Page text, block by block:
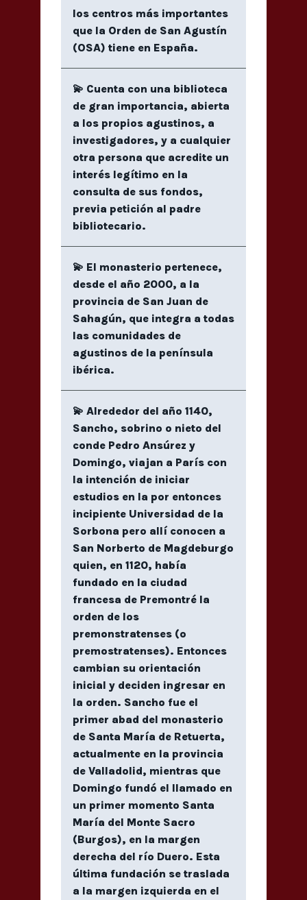
los centros más importantes
que la Orden de San Agustín
(OSA) tiene en España.
💫 Cuenta con una biblioteca
de gran importancia, abierta
a los propios agustinos, a
investigadores, y a cualquier
otra persona que acredite un
interés legítimo en la
consulta de sus fondos,
previa petición al padre
bibliotecario.
💫 El monasterio pertenece,
desde el año 2000, a la
provincia de San Juan de
Sahagún, que integra a todas
las comunidades de
agustinos de la península
ibérica.
💫 Alrededor del año 1140,
Sancho, sobrino o nieto del
conde Pedro Ansúrez y
Domingo, viajan a París con
la intención de iniciar
estudios en la por entonces
incipiente Universidad de la
Sorbona pero allí conocen a
San Norberto de Magdeburgo
quien, en 1120, había
fundado en la ciudad
francesa de Premontré la
orden de los
premonstratenses (o
premostratenses). Entonces
cambian su orientación
inicial y deciden ingresar en
la orden. Sancho fue el
primer abad del monasterio
de Santa María de Retuerta,
actualmente en la provincia
de Valladolid, mientras que
Domingo fundó el llamado en
un primer momento Santa
María del Monte Sacro
(Burgos), en la margen
derecha del río Duero. Esta
última fundación se traslada
a la margen izquierda en el